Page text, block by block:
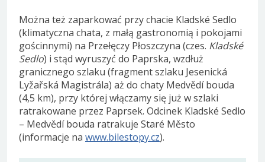
Można też zaparkować przy chacie Kladské Sedlo
(klimatyczna chata, z małą gastronomią i pokojami
gościnnymi) na Przełęczy Płoszczyna (czes. Kladské
Sedlo) i stąd wyruszyć do Paprska, wzdłuż
granicznego szlaku (fragment szlaku Jesenická
Lyžařská Magistrála) aż do chaty Medvědí bouda
(4,5 km), przy której włączamy się już w szlaki
ratrakowane przez Paprsek. Odcinek Kladské Sedlo
– Medvědí bouda ratrakuje Staré Město
(informacje na www.bilestopy.cz).